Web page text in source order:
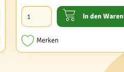
In den
Merken